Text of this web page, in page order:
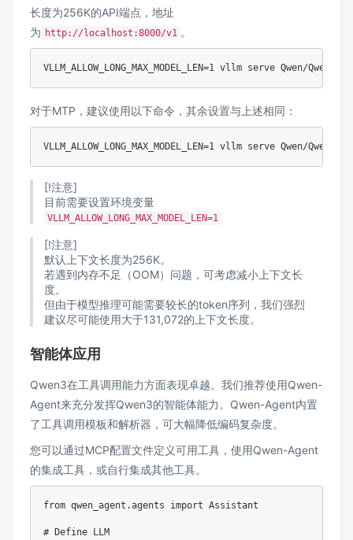
长度为256K的API端点，地址
为 http://localhost:8000/v1 。
VLLM_ALLOW_LONG_MAX_MODEL_LEN=1 vllm serve Qwen/
对于MTP，建议使用以下命令，其余设置与上述相同：
VLLM_ALLOW_LONG_MAX_MODEL_LEN=1 vllm serve Qwen/
[!注意]
目前需要设置环境变量
VLLM_ALLOW_LONG_MAX_MODEL_LEN=1
[!注意]
默认上下文长度为256K。
若遇到内存不足（OOM）问题，可考虑减小上下文长
度。
但由于模型推理可能需要较长的token序列，我们强烈
建议尽可能使用大于131,072的上下文长度。
智能体应用
Qwen3在工具调用能力方面表现卓越。我们推荐使用Qwen-
Agent来充分发挥Qwen3的智能体能力。Qwen-Agent内置
了工具调用模板和解析器，可大幅降低编码复杂度。
您可以通过MCP配置文件定义可用工具，使用Qwen-Agent
的集成工具，或自行集成其他工具。
from qwen_agent .agents import Assistant
# Define LLM